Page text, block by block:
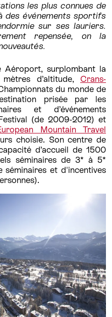
les plus connues de
des événements sportifs
sur ses lauriers.
repensée, on la
Aéroport, surplombant la
d’altitude, Crans-
du monde de
prisée par les
et d’événements
(de 2009-2012) et
Mountain Travel
choisie. Son centre de
d’accueil de 1500
séminaires de 3* à 5*
séminaires et d'incentives